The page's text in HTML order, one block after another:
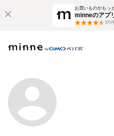
お買いものがもっ
minneのアプ
3万